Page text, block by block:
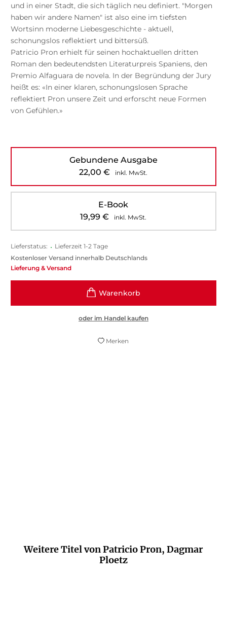
und in einer Stadt, die sich täglich neu definiert. "Morgen
haben wir andere Namen" ist also eine im tiefsten
Wortsinn moderne Liebesgeschichte - aktuell,
schonungslos reflektiert und bittersüß.
Patricio Pron erhielt für seinen hochaktuellen dritten
Roman den bedeutendsten Literaturpreis Spaniens, den
Premio Alfaguara de novela. In der Begründung der Jury
heißt es: «In einer klaren, schonungslosen Sprache
reflektiert Pron unsere Zeit und erforscht neue Formen
von Gefühlen.»
Gebundene Ausgabe
22,00€ inkl. MwSt.
E-Book
19,99€ inkl. MwSt.
Lieferstatus: • Lieferzeit 1-2 Tage
Kostenloser Versand innerhalb Deutschlands
Lieferung & Versand
oder im Handel kaufen
Merken
Weitere Titel von Patricio Pron, Dagmar
Ploetz